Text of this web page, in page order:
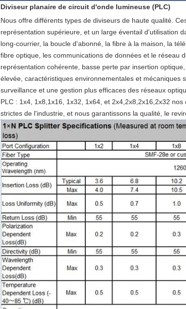
Diviseur planaire de circuit d'onde lumineuse (PLC)
Nous offre différents types de diviseurs de haute qualité.
représentation supérieure, et un large éventail d'utilisation
long-courrier, la boucle d'abonné, la fibre à la maison, la
fibre optique, les communications de données et le réseau
représentation cohérente, basse perte par insertion
élevée, caractéristiques environnementales et
surveillance et une gestion plus efficaces des réseaux
PLC : 1x4, 1x8,1x16, 1x32, 1x64, et 2x4,2x8,2x16,2x32
strictes de l'industrie, et nous garantissons la qualité, le